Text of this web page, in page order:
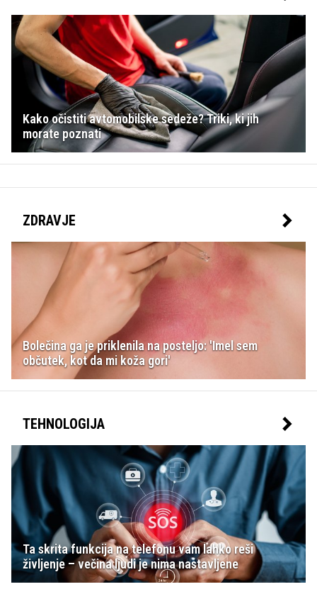
Kako očistiti avtomobilske sedeže? Triki, ki jih
morate poznati
ZDRAVJE
Bolečina ga je priklenila na posteljo: 'Imel sem
občutek, kot da mi koža gori'
TEHNOLOGIJA
Ta skrita funkcija na telefonu vam lahko reši
življenje – večina ljudi je nima nastavljene